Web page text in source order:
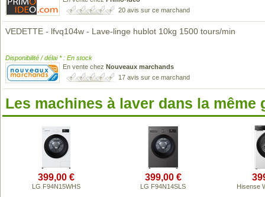
20 avis sur ce marchand
VEDETTE - lfvq104w - Lave-linge hublot 10kg 1500 tours/min
Disponibilité / délai * : En stock
En vente chez Nouveaux marchands
17 avis sur ce marchand
Les machines à laver dans la même
399,00 €
LG F94N15WHS
399,00 €
LG F94N14SLS Hisense